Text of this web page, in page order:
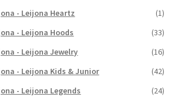
- Leijona Heartz
(1)
- Leijona Hoods
(33)
- Leijona Jewelry
(16)
- Leijona Kids & Junior
(42)
- Leijona Legends
(24)